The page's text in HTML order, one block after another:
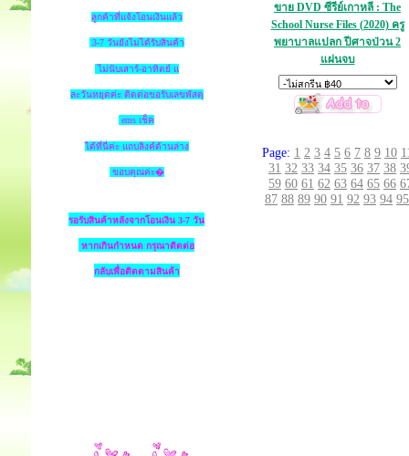
ลูกค้าที่แจ้งโอนเงินแล้ว
3-7 วันยังไม่ได้รับสินค้า
ไม่นับเสาร์-อาทิตย์ แ
ละวันหยุดค่ะ ติดต่อขอรับเลขพัสดุ
ems เช็ค
ได้ที่นี่ค่ะ แถบลิงค์ด้านล่าง
ขอบคุณค่ะ�
รอรับสินค้าหลังจากโอนเงิน 3-7 วัน
หากเกินกำหนด กรุณาติดต่อ
กลับเพื่อติดตามสินค้า
ขาย DVD ซีรีย์เกาหลี : The
School Nurse Files (2020) ครู
พยาบาลแปลก ปีศาจป่วน 2
แผ่นจบ
Page: 1 2 3 4 5 6 7 8 9 10
31 32 33 34 35 36 37 38
59 60 61 62 63 64 65 66
87 88 89 90 91 92 93 94 95